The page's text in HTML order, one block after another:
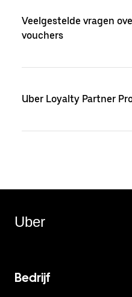
Veelgestelde vragen
vouchers
Uber Loyalty Partner
Uber
Bedrijf